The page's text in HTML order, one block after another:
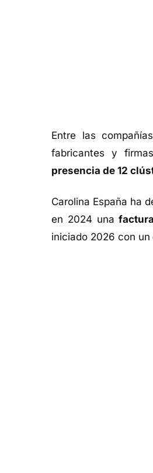
Entre las
fabricantes y
presencia de 12
Carolina España ha
en 2024 una
iniciado 2026 con un